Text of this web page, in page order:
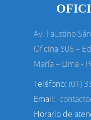
Av. Faustino
Oficina 806 –
María – Lima -
Teléfono: (01)
Email:
Horario de